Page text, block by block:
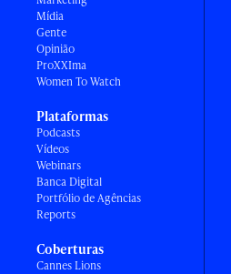
Mídia
Gente
Opinião
ProXXIma
Women To Watch
Plataformas
Podcasts
Vídeos
Webinars
Banca Digital
Portfólio de Agências
Reports
Coberturas
Cannes Lions